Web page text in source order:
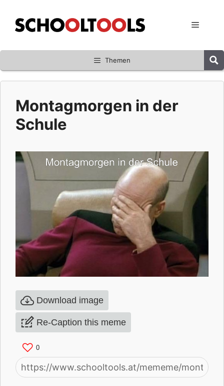
Inhalt
springen
Menü
Themen
Montagmorgen in der
Schule
Download image
Re-Caption this meme
0